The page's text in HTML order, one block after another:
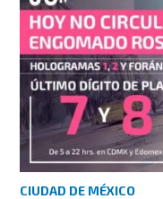
CIUDAD DE MÉXICO